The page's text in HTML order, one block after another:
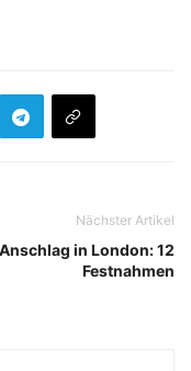
Nächster Artikel
Anschlag in London: 12
Festnahmen